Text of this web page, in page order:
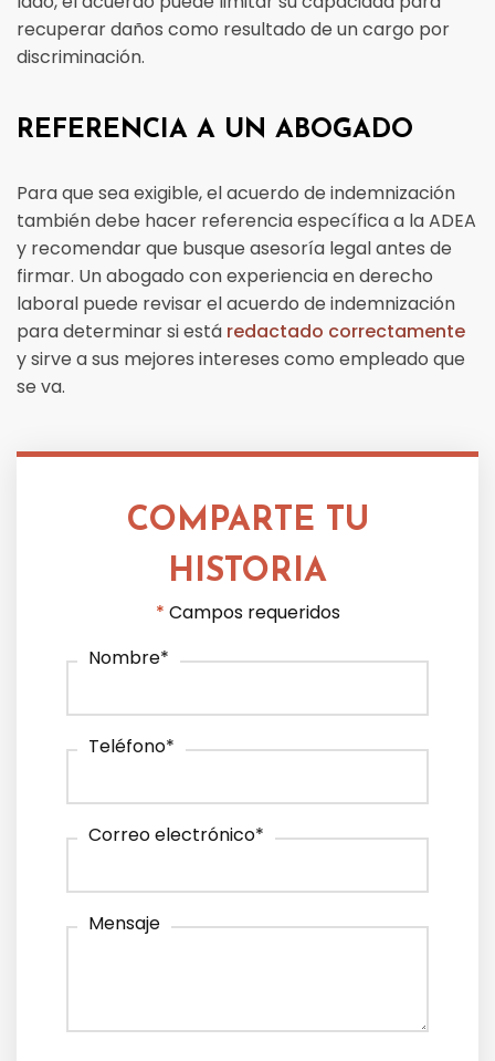
recuperar daños como resultado de un cargo por
discriminación.
REFERENCIA A UN ABOGADO
Para que sea exigible, el acuerdo de indemnización
también debe hacer referencia específica a la ADEA
y recomendar que busque asesoría legal antes de
firmar. Un abogado con experiencia en derecho
laboral puede revisar el acuerdo de indemnización
para determinar si está redactado correctamente
y sirve a sus mejores intereses como empleado que
se va.
COMPARTE TU
HISTORIA
* Campos requeridos
Nombre*
Teléfono*
Correo electrónico*
Mensaje